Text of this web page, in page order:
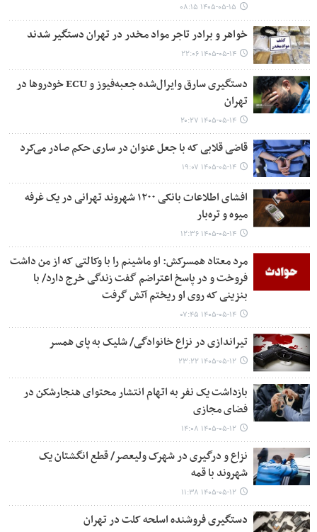
۱۴۰۵-۰۵-۱۵ ۰۸:۱۵
خواهر و برادر تاجر مواد مخدر در تهران دستگیر شدند
۱۴۰۵-۰۵-۱۴ ۲۲:۰۶
دستگیری سارق وایرال‌شده جعبه‌فیوز و ECU خودروها در
تهران
۱۴۰۵-۰۵-۱۴ ۲۰:۲۷
قاضی قلابی که با جعل عنوان در ساری حکم صادر می‌کرد
۱۴۰۵-۰۵-۱۴ ۱۹:۰۷
افشای اطلاعات بانکی ۱۲۰۰ شهروند تهرانی در یک غرفه
میوه و تره‌بار
۱۴۰۵-۰۵-۱۴ ۱۲:۳۶
مرد معتاد همسرکش: او ماشینم را با وکالتی که از من داشت
فروخت و در پاسخ اعتراضم گفت زندگی خرج دارد/ با
بنزینی که روی او ریختم آتش گرفت
۱۴۰۵-۰۵-۱۴ ۰۷:۴۵
تیراندازی در نزاع خانوادگی/ شلیک به پای همسر
۱۴۰۵-۰۵-۱۲ ۲۳:۲۲
بازداشت یک نفر به اتهام انتشار محتوای هنجارشکن در
فضای مجازی
۱۴۰۵-۰۵-۱۲ ۱۴:۰۸
نزاع و درگیری در شهرک ولیعصر/ قطع انگشتان یک
شهروند با قمه
۱۴۰۵-۰۵-۱۲ ۱۱:۳۸
دستگیری فروشنده اسلحه کلت در تهران